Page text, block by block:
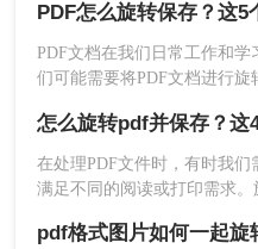
1、打开在线PDF旋
http://
呢？本文将为您详细讲解。
PDF怎么旋转保存？这5
PDF文档在我们日常工作和
们可能需要将PDF文档进行旋
怎么旋转pdf并保存？这
在处理PDF文件时，有时我
满足不同的阅读或打印需求。
将详细介绍几种旋转PDF并保